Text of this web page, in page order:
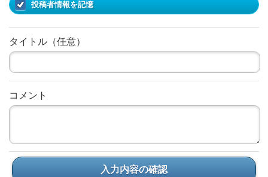
投稿者情報を記憶
タイトル（任意）
コメント
入力内容の確認